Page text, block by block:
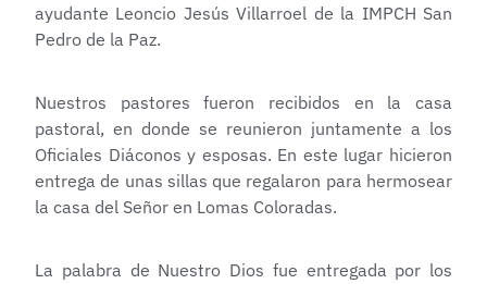
ayudante Leoncio Jesús Villarroel de la IMPCH San
Pedro de la Paz.
Nuestros pastores fueron recibidos en la casa
pastoral, en donde se reunieron juntamente a los
Oficiales Diáconos y esposas. En este lugar hicieron
entrega de unas sillas que regalaron para hermosear
la casa del Señor en Lomas Coloradas.
La palabra de Nuestro Dios fue entregada por los